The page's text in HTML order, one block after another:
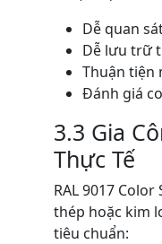
Dễ quan
Dễ lưu trữ
Thuận tiện
Đánh giá
3.3 Gia
Thực Tế
RAL 9017
thép hoặc kim
tiêu chuẩn: